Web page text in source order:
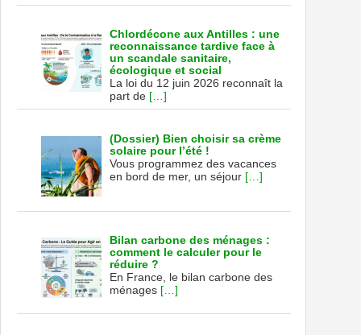
Chlordécone aux Antilles : une
reconnaissance tardive face à
un scandale sanitaire,
écologique et social
La loi du 12 juin 2026 reconnaît la
part de […]
(Dossier) Bien choisir sa crème
solaire pour l’été !
Vous programmez des vacances
en bord de mer, un séjour […]
Bilan carbone des ménages :
comment le calculer pour le
réduire ?
En France, le bilan carbone des
ménages […]